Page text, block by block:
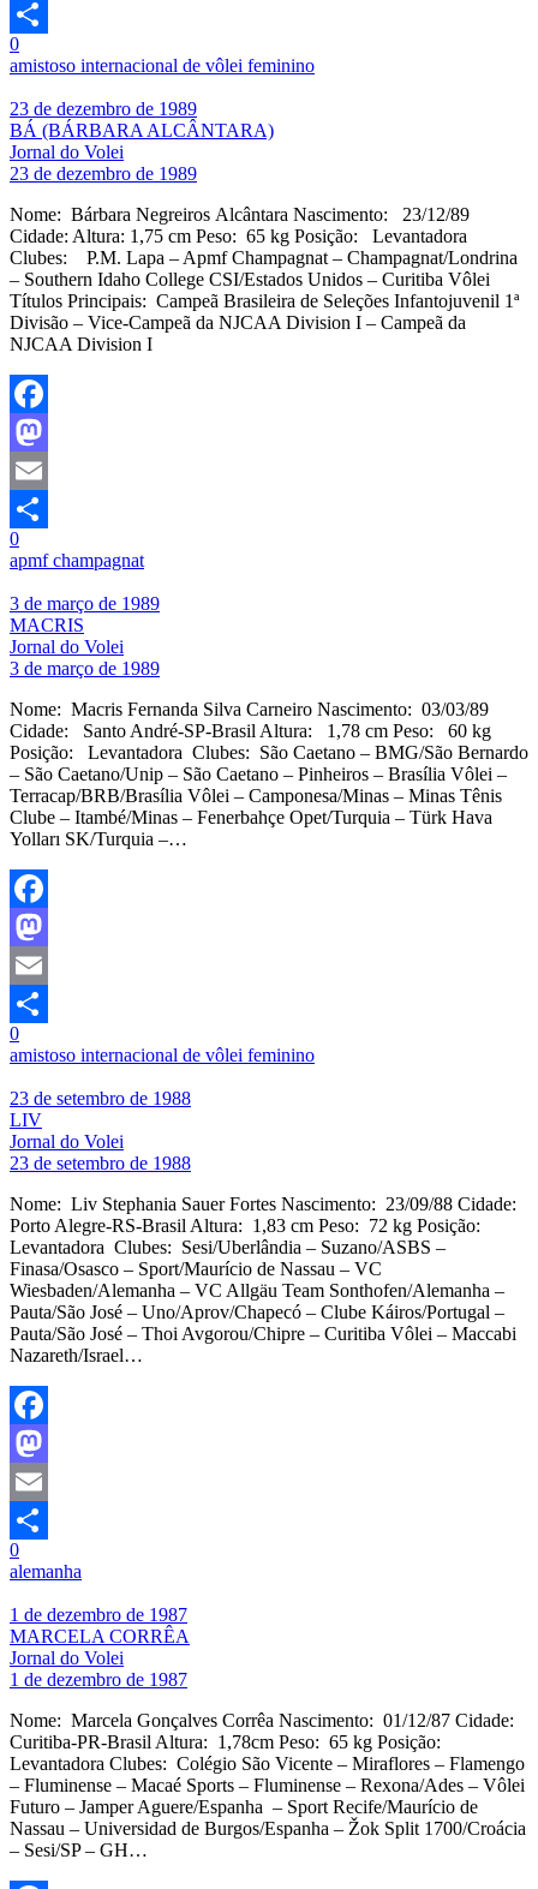
Email
Share
0
amistoso internacional de vôlei feminino
23 de dezembro de 1989
BÁ (BÁRBARA ALCÂNTARA)
Jornal do Volei
23 de dezembro de 1989
Nome: Bárbara Negreiros Alcântara Nascimento: 23/12/89
Cidade: Altura: 1,75 cm Peso: 65 kg Posição: Levantadora
Clubes: P.M. Lapa – Apmf Champagnat – Champagnat/Londrina
– Southern Idaho College CSI/Estados Unidos – Curitiba Vôlei
Títulos Principais: Campeã Brasileira de Seleções Infantojuvenil 1ª
Divisão – Vice-Campeã da NJCAA Division I – Campeã da
NJCAA Division I
Facebook
Mastodon
Email
Share
0
apmf champagnat
3 de março de 1989
MACRIS
Jornal do Volei
3 de março de 1989
Nome: Macris Fernanda Silva Carneiro Nascimento: 03/03/89
Cidade: Santo André-SP-Brasil Altura: 1,78 cm Peso: 60 kg
Posição: Levantadora Clubes: São Caetano – BMG/São Bernardo
– São Caetano/Unip – São Caetano – Pinheiros – Brasília Vôlei –
Terracap/BRB/Brasília Vôlei – Camponesa/Minas – Minas Tênis
Clube – Itambé/Minas – Fenerbahçe Opet/Turquia – Türk Hava
Yolları SK/Turquia –…
Facebook
Mastodon
Email
Share
0
amistoso internacional de vôlei feminino
23 de setembro de 1988
LIV
Jornal do Volei
23 de setembro de 1988
Nome: Liv Stephania Sauer Fortes Nascimento: 23/09/88 Cidade:
Porto Alegre-RS-Brasil Altura: 1,83 cm Peso: 72 kg Posição:
Levantadora Clubes: Sesi/Uberlândia – Suzano/ASBS –
Finasa/Osasco – Sport/Maurício de Nassau – VC
Wiesbaden/Alemanha – VC Allgäu Team Sonthofen/Alemanha –
Pauta/São José – Uno/Aprov/Chapecó – Clube Káiros/Portugal –
Pauta/São José – Thoi Avgorou/Chipre – Curitiba Vôlei – Maccabi
Nazareth/Israel…
Facebook
Mastodon
Email
Share
0
alemanha
1 de dezembro de 1987
MARCELA CORRÊA
Jornal do Volei
1 de dezembro de 1987
Nome: Marcela Gonçalves Corrêa Nascimento: 01/12/87 Cidade:
Curitiba-PR-Brasil Altura: 1,78cm Peso: 65 kg Posição:
Levantadora Clubes: Colégio São Vicente – Miraflores – Flamengo
– Fluminense – Macaé Sports – Fluminense – Rexona/Ades – Vôlei
Futuro – Jamper Aguere/Espanha – Sport Recife/Maurício de
Nassau – Universidad de Burgos/Espanha – Žok Split 1700/Croácia
– Sesi/SP – GH…